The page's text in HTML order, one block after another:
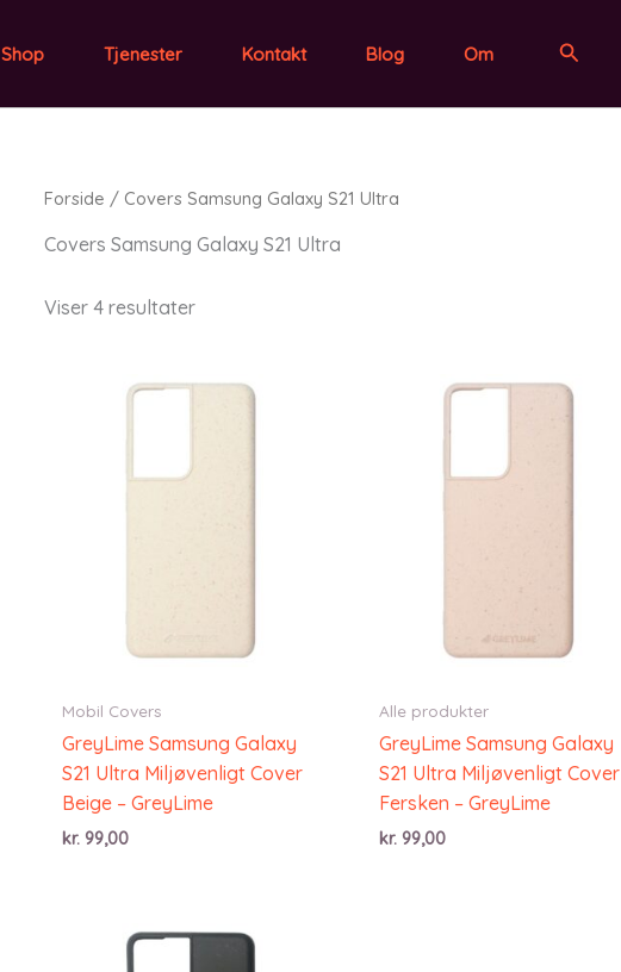
Shop Tjenester Kontakt Blog Om Søg
Forside / Covers Samsung Galaxy S21 Ultra
Covers Samsung Galaxy S21 Ultra
Viser 4 resultater
Mobil Covers
GreyLime Samsung Galaxy
S21 Ultra Miljøvenligt Cover
Beige – GreyLime
kr. 99,00
Alle produkter
GreyLime Samsung Galaxy
S21 Ultra Miljøvenligt Cover
Fersken – GreyLime
kr. 99,00